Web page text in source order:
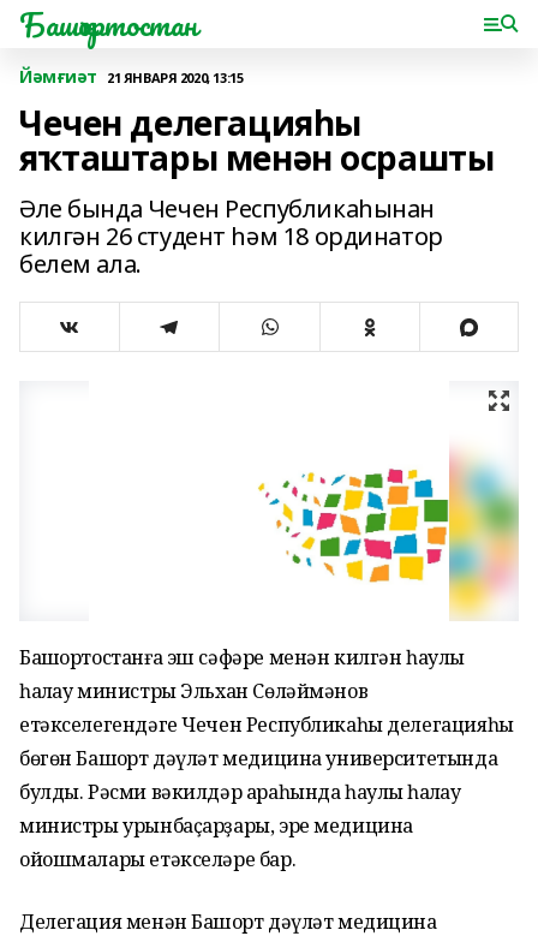
Башҡортостан
Йәмғиәт 21 ЯНВАРЯ 2020, 13:15
Чечен делегацияһы
яҡташтары менән осрашты
Әле бында Чечен Республикаһынан
килгән 26 студент һәм 18 ординатор
белем ала.
Башҡортостанға эш сәфәре менән килгән һаулыҡ
һаҡлау министры Эльхан Сөләймәнов
етәкселегендәге Чечен Республикаһы делегацияһы
бөгөн Башҡорт дәүләт медицина университетында
булды. Рәсми вәкилдәр араһында һаулыҡ һаҡлау
министры урынбаҫарҙары, эре медицина
ойошмалары етәкселәре бар.
Делегация менән Башҡорт дәүләт медицина